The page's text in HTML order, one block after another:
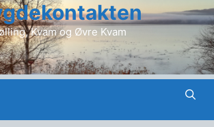
Kvam og Øvre Kvam